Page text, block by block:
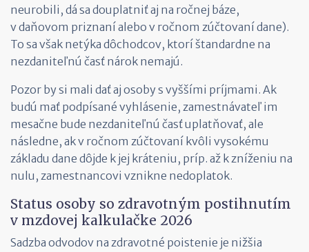
neurobili, dá sa douplatniť aj na ročnej báze,
v daňovom priznaní alebo v ročnom zúčtovaní dane).
To sa však netýka dôchodcov, ktorí štandardne na
nezdaniteľnú časť nárok nemajú.
Pozor by si mali dať aj osoby s vyššími príjmami. Ak
budú mať podpísané vyhlásenie, zamestnávateľ im
mesačne bude nezdaniteľnú časť uplatňovať, ale
následne, ak v ročnom zúčtovaní kvôli vysokému
základu dane dôjde k jej kráteniu, príp. až k zníženiu na
nulu, zamestnancovi vznikne nedoplatok.
Status osoby so zdravotným postihnutím
v mzdovej kalkulačke 2026
Sadzba odvodov na zdravotné poistenie je nižšia